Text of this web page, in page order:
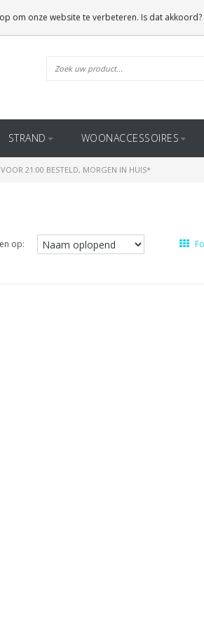
STRAND WOONACCESSOIRES
VOOR 21:00 BESTELD, MORGEN IN HUIS*
op:
om onze website te verbeteren. Is dat akkoord?